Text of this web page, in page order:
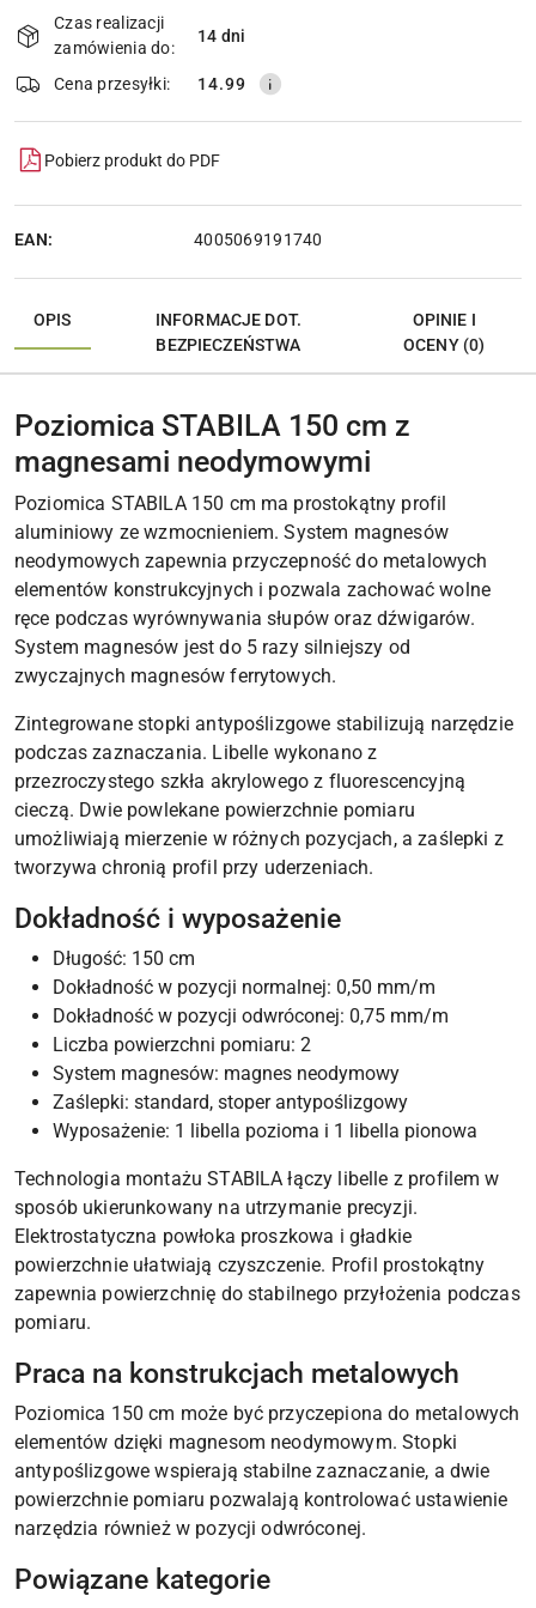
Wyślij
dostawa
Czas realizacji
zamówienia do:
14 dni
Cena przesyłki: 14.99
Pobierz produkt do PDF
EAN: 4005069191740
OPIS
INFORMACJE DOT.
BEZPIECZEŃSTWA
OPINIE I
OCENY (0)
Poziomica STABILA 150 cm z
magnesami neodymowymi
Poziomica STABILA 150 cm ma prostokątny profil
aluminiowy ze wzmocnieniem. System magnesów
neodymowych zapewnia przyczepność do metalowych
elementów konstrukcyjnych i pozwala zachować wolne
ręce podczas wyrównywania słupów oraz dźwigarów.
System magnesów jest do 5 razy silniejszy od
zwyczajnych magnesów ferrytowych.
Zintegrowane stopki antypoślizgowe stabilizują narzędzie
podczas zaznaczania. Libelle wykonano z
przezroczystego szkła akrylowego z fluorescencyjną
cieczą. Dwie powlekane powierzchnie pomiaru
umożliwiają mierzenie w różnych pozycjach, a zaślepki z
tworzywa chronią profil przy uderzeniach.
Dokładność i wyposażenie
Długość: 150 cm
Dokładność w pozycji normalnej: 0,50 mm/m
Dokładność w pozycji odwróconej: 0,75 mm/m
Liczba powierzchni pomiaru: 2
System magnesów: magnes neodymowy
Zaślepki: standard, stoper antypoślizgowy
Wyposażenie: 1 libella pozioma i 1 libella pionowa
Technologia montażu STABILA łączy libelle z profilem w
sposób ukierunkowany na utrzymanie precyzji.
Elektrostatyczna powłoka proszkowa i gładkie
powierzchnie ułatwiają czyszczenie. Profil prostokątny
zapewnia powierzchnię do stabilnego przyłożenia podczas
pomiaru.
Praca na konstrukcjach metalowych
Poziomica 150 cm może być przyczepiona do metalowych
elementów dzięki magnesom neodymowym. Stopki
antypoślizgowe wspierają stabilne zaznaczanie, a dwie
powierzchnie pomiaru pozwalają kontrolować ustawienie
narzędzia również w pozycji odwróconej.
Powiązane kategorie